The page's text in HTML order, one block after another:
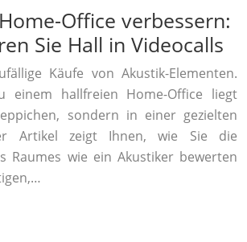
Office verbessern:
Sie Hall in Videocalls
Käufe von Akustik-Elementen.
einem hallfreien Home-Office liegt
sondern in einer gezielten
Artikel zeigt Ihnen, wie Sie die
Raumes wie ein Akustiker bewerten